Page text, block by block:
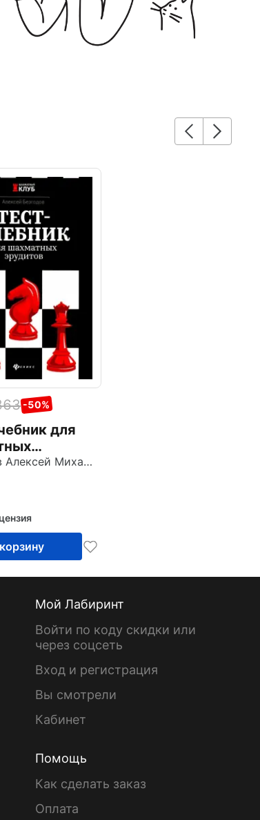
-50%
для
Безгодов Алексей Михайлович
Мой Лабиринт
Войти по коду скидки или
через соцсеть
Вход и регистрация
Вы смотрели
Кабинет
Помощь
Как сделать заказ
Оплата